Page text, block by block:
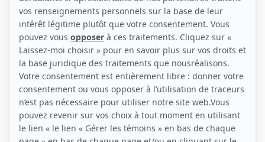
Prix Gémeaux 1995 - Meilleure réalisation téléroman - Montréal P.Q.
Prix Gémeaux 1994 - Meilleure réalisation téléroman - Montréal P.Q.
Prix Gémeaux 1992 - Meilleure réalisation téléroman - Jamais deux sans toi II
Prix Gémeaux 1991 - Meilleure réalisation téléroman - Jamais deux sans toi II
Contributions